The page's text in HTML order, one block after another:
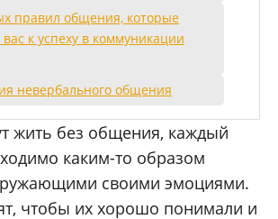
правил общения, которые
к успеху в коммуникации
невербального общения
жить без общения, каждый
каким-то образом
своими эмоциями.
чтобы их хорошо понимали и